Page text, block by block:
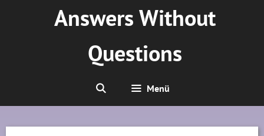
Answers Without
Questions
Menü